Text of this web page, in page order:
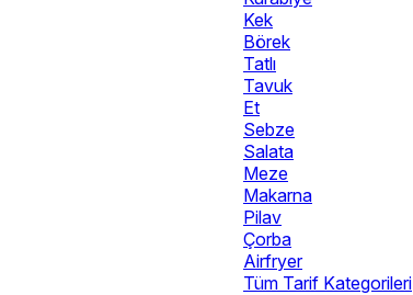
Kek
Börek
Tatlı
Tavuk
Et
Sebze
Salata
Meze
Makarna
Pilav
Çorba
Airfryer
Tüm Tarif Kategorileri